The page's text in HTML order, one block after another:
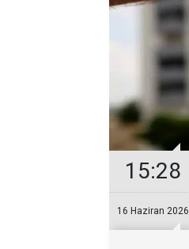
15:28
16 Haziran 2026